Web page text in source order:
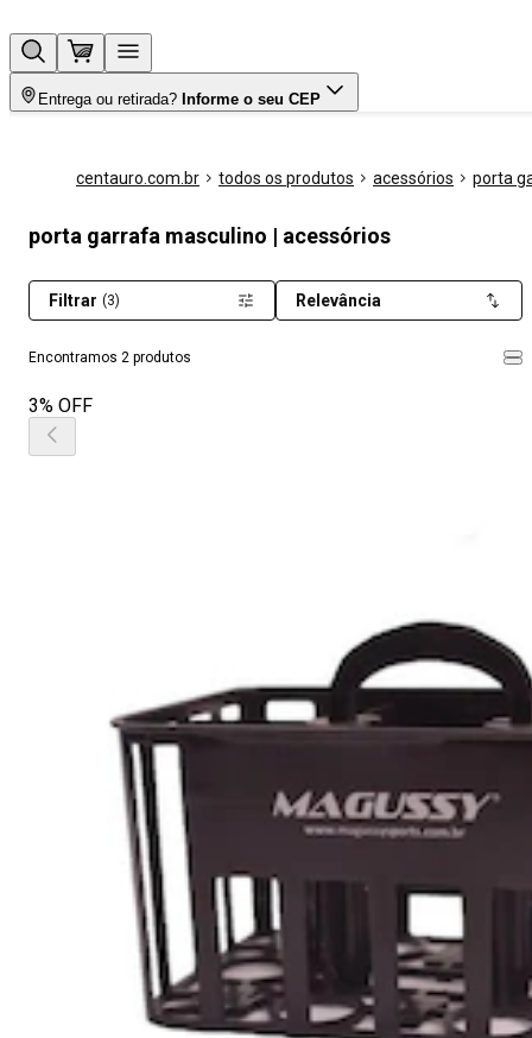
Entrega ou retirada? Informe o seu CEP
centauro.com.br todos os produtos acessórios porta
porta garrafa masculino | acessórios
Encontramos 2 produtos
Filtrar (3) Relevância
3% OFF